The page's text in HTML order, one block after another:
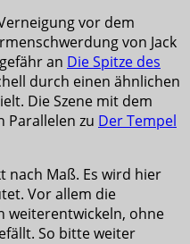
vor dem
von Jack
an Die Spitze des
durch einen ähnlichen
Die Szene mit dem
Parallelen zu Der Tempel
nach Maß. Es wird hier
Vor allem die
weiterentwickeln, ohne
So bitte weiter